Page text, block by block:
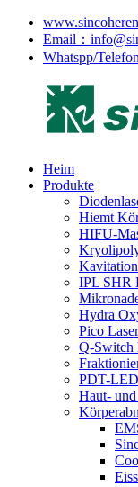
Email：
Whatspp/
Heim
Produkte
Hiemt
HIFU-
IPL SHR
Hydra
Pico
Q-Switch
PDT-
Haut-